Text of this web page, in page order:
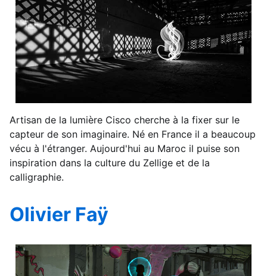
Artisan de la lumière Cisco cherche à la fixer sur le
capteur de son imaginaire. Né en France il a beaucoup
vécu à l'étranger. Aujourd'hui au Maroc il puise son
inspiration dans la culture du Zellige et de la
calligraphie.
Olivier Faÿ